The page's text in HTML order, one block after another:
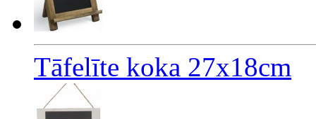
Tāfelīte koka 27x18cm